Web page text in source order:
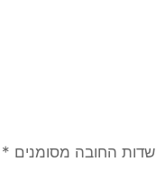
שדות החובה מסומנים *